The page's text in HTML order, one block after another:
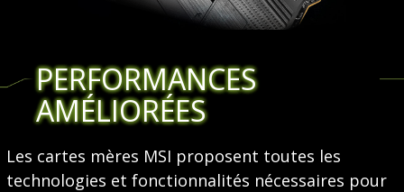
PERFORMANCES
AMÉLIORÉES
Les cartes mères MSI proposent toutes les
technologies et fonctionnalités nécessaires pour